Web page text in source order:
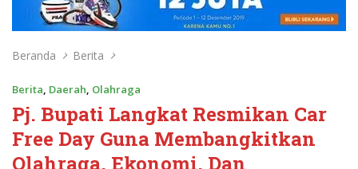
Beranda Berita
Berita, Daerah, Olahraga
Pj. Bupati Langkat Resmikan Car
Free Day Guna Membangkitkan
Olahraga, Ekonomi, Dan